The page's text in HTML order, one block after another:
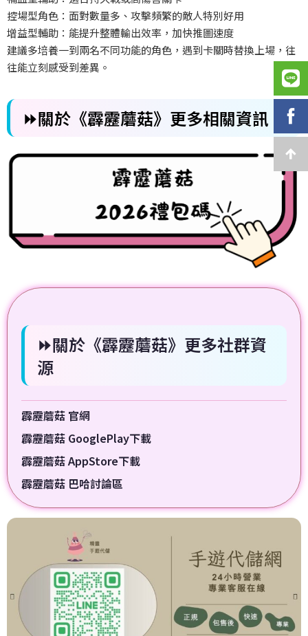
控場型角色：面對數量多、攻擊頻繁的敵人特別好用
增益型輔助：能提升整體輸出效率，加快推圖速度
建議多培養一到兩名不同功能的角色，遇到卡關時替換上場，往
往能立刻感受到差異。
⏩關於《霹靂蘑菇》更多相關資訊
⏩關於《霹靂蘑菇》更多社群資
源
霹靂蘑菇 官網
霹靂蘑菇 GooglePlay下載
霹靂蘑菇 AppStore下載
霹靂蘑菇 巴哈討論區